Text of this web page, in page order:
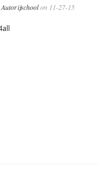
Autorijschoolon 11-27-15